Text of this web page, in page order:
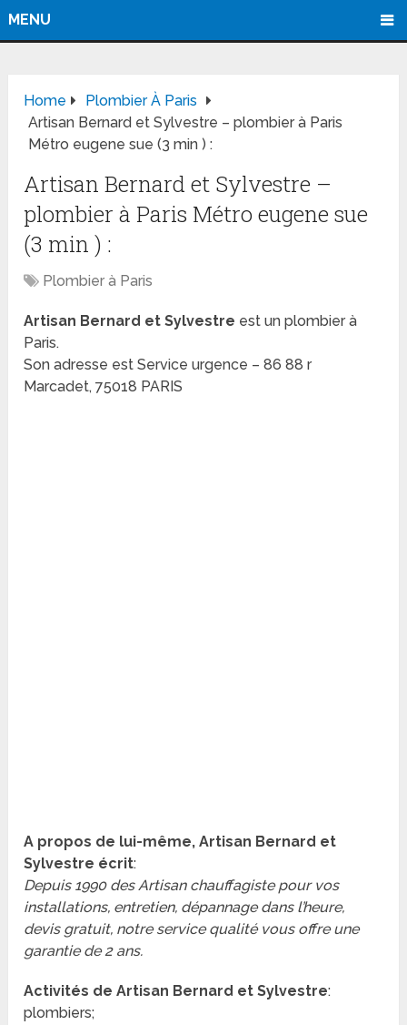
MENU
Home
Plombier À Paris
Artisan Bernard et Sylvestre – plombier à Paris
Métro eugene sue (3 min ) :
Artisan Bernard et Sylvestre –
plombier à Paris Métro eugene sue
(3 min ) :
Plombier à Paris
Artisan Bernard et Sylvestre est un plombier à
Paris.
Son adresse est Service urgence – 86 88 r
Marcadet, 75018 PARIS
A propos de lui-même, Artisan Bernard et
Sylvestre écrit:
Depuis 1990 des Artisan chauffagiste pour vos
installations, entretien, dépannage dans l’heure,
devis gratuit, notre service qualité vous offre une
garantie de 2 ans.
Activités de Artisan Bernard et Sylvestre:
plombiers;